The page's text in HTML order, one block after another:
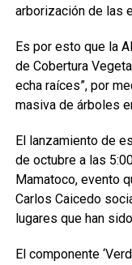
arborización de las
Es por esto que la
de Cobertura
echa raíces”, por
masiva de árboles
El lanzamiento de
de octubre a las
Mamatoco, evento
Carlos Caicedo
lugares que han
El componente